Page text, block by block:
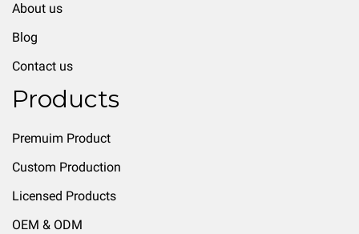
About us
Blog
Contact us
Products
Premuim Product
Custom Production
Licensed Products
OEM & ODM